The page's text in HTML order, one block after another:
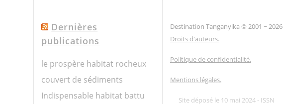
Dernières
publications
le prospère habitat rocheux
couvert de sédiments
Indispensable habitat battu
Destination Tanganyika © 2001 ~ 2026
Droits d'auteurs.
Politique de confidentialité.
Mentions légales.
Site déposé le 10 mai 2024 - ISSN